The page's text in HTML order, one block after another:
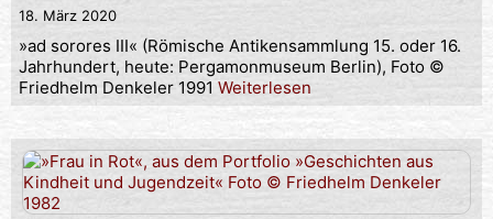
18. März 2020
»ad sorores III« (Römische Antikensammlung 15. oder 16.
Jahrhundert, heute: Pergamonmuseum Berlin), Foto ©
Friedhelm Denkeler 1991 Weiterlesen